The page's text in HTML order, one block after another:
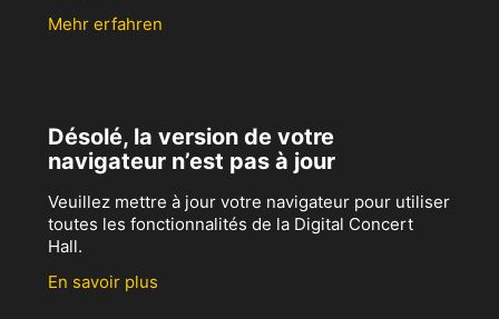
Mehr erfahren
Désolé, la version de votre
navigateur n’est pas à jour
Veuillez mettre à jour votre navigateur pour utiliser
toutes les fonctionnalités de la Digital Concert
Hall.
En savoir plus